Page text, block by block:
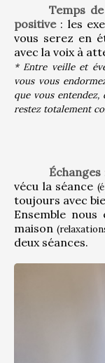
Temps
positive : les
vous serez en
avec la voix à
* Entre veille et
vous vous
que vous entendez,
restez totalement
Échanges
vécu la séance
toujours avec
Ensemble
maison
deux séances.